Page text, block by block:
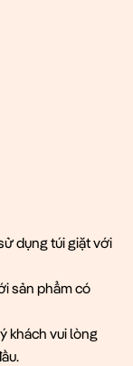
dụng túi giặt với
sản phẩm có
khách vui lòng